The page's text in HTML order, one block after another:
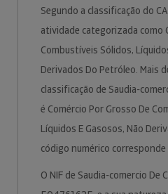
Segundo a classificação do
atividade categorizada como
Combustíveis Sólidos,
Derivados Do Petróleo. Mais
classificação de Saudia-
é Comércio Por Grosso De
Líquidos E Gasosos, Não
código numérico corresponde
O NIF de Saudia-comercio De